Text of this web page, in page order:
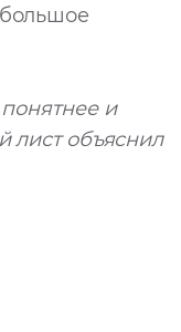
и
лист объяснил